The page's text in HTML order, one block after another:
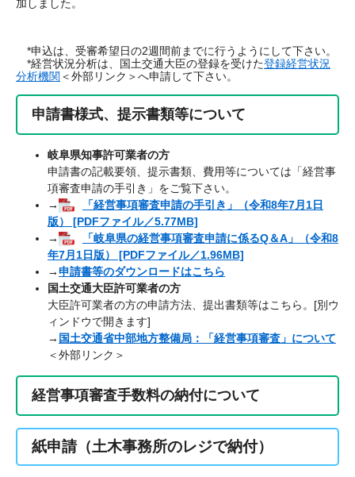
加しました。
*申込は、受審希望日の2週間前までに行うようにして下さい。
*経営状況分析は、国土交通大臣の登録を受けた登録経営状況
分析機関 ＜外部リンク＞へ申請して下さい。
申請書様式、提示書類等について
岐阜県知事許可業者の方
申請書の記載要領、提示書類、費用等については「経営事
項審査申請の手引き」をご覧下さい。
→
「経営事項審査申請の手引き」（令和8年7月1日
版） [PDFファイル／5.77MB]
→
「岐阜県の経営事項審査申請に係るQ＆A」（令和8
年7月1日版） [PDFファイル／1.96MB]
→申請書等のダウンロードはこちら
国土交通大臣許可業者の方
大臣許可業者の方の申請方法、提出書類等はこちら。[別ウ
ィンドウで開きます]
→ 国土交通省中部地方整備局：「経営事項審査」について
＜外部リンク＞
経営事項審査手数料の納付について
紙申請（土木事務所のレジで納付）